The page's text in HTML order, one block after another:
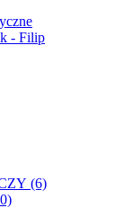
- Filip
(6)